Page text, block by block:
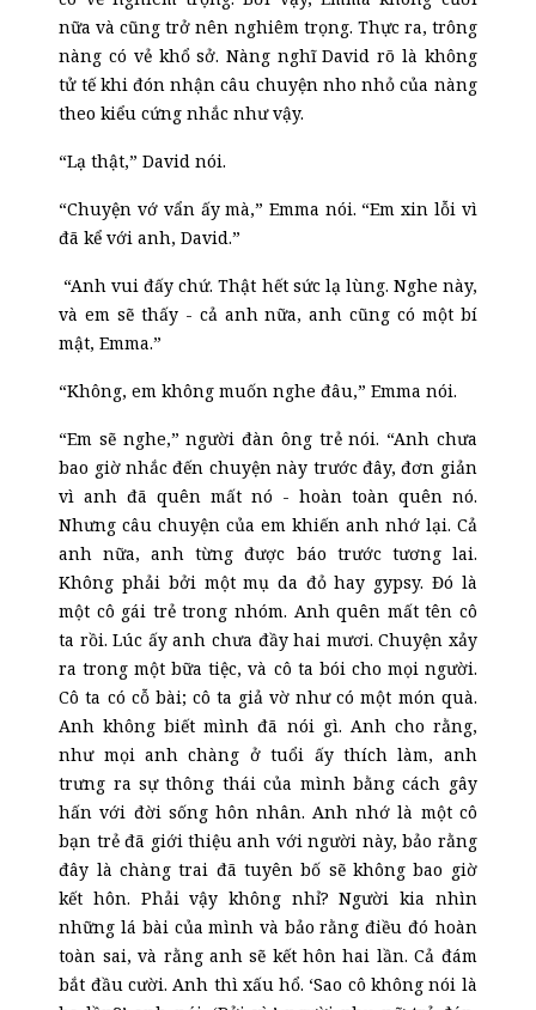
nữa và cũng trở nên nghiêm trọng. Thực ra, trông
nàng có vẻ khổ sở. Nàng nghĩ David rõ là không
tử tế khi đón nhận câu chuyện nho nhỏ của nàng
theo kiểu cứng nhắc như vậy.
“Lạ thật,” David nói.
“Chuyện vớ vẩn ấy mà,” Emma nói. “Em xin lỗi vì
đã kể với anh, David.”
“Anh vui đấy chứ. Thật hết sức lạ lùng. Nghe này,
và em sẽ thấy - cả anh nữa, anh cũng có một bí
mật, Emma.”
“Không, em không muốn nghe đâu,” Emma nói.
“Em sẽ nghe,” người đàn ông trẻ nói. “Anh chưa
bao giờ nhắc đến chuyện này trước đây, đơn giản
vì anh đã quên mất nó - hoàn toàn quên nó.
Nhưng câu chuyện của em khiến anh nhớ lại. Cả
anh nữa, anh từng được báo trước tương lai.
Không phải bởi một mụ da đỏ hay gypsy. Đó là
một cô gái trẻ trong nhóm. Anh quên mất tên cô
ta rồi. Lúc ấy anh chưa đầy hai mươi. Chuyện xảy
ra trong một bữa tiệc, và cô ta bói cho mọi người.
Cô ta có cỗ bài; cô ta giả vờ như có một món quà.
Anh không biết mình đã nói gì. Anh cho rằng,
như mọi anh chàng ở tuổi ấy thích làm, anh
trưng ra sự thông thái của mình bằng cách gây
hấn với đời sống hôn nhân. Anh nhớ là một cô
bạn trẻ đã giới thiệu anh với người này, bảo rằng
đây là chàng trai đã tuyên bố sẽ không bao giờ
kết hôn. Phải vậy không nhỉ? Người kia nhìn
những lá bài của mình và bảo rằng điều đó hoàn
toàn sai, và rằng anh sẽ kết hôn hai lần. Cả đám
bắt đầu cười. Anh thì xấu hổ. ‘Sao cô không nói là